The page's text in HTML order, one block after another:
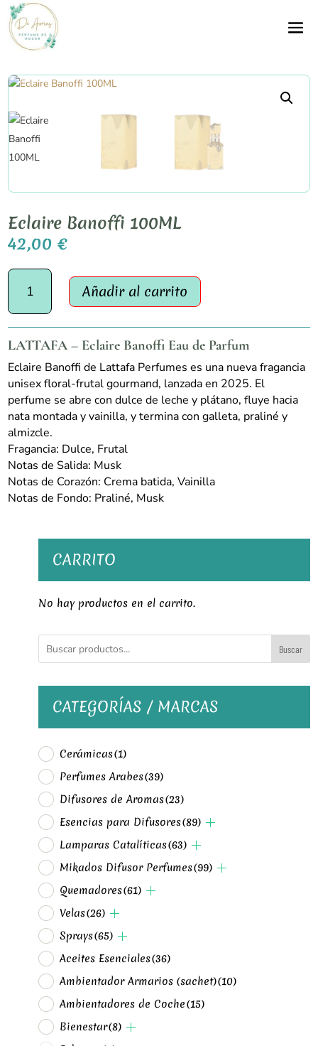
Eclaire Banoffi 100ML
42,00€
Eclaire
Banoffi
100ML
cantidad
Añadir al carrito
LATTAFA – Eclaire Banoffi Eau de Parfum
Eclaire Banoffi de Lattafa Perfumes es una nueva fragancia
unisex floral-frutal gourmand, lanzada en 2025. El
perfume se abre con dulce de leche y plátano, fluye hacia
nata montada y vainilla, y termina con galleta, praliné y
almizcle.
Fragancia: Dulce, Frutal
Notas de Salida: Musk
Notas de Corazón: Crema batida, Vainilla
Notas de Fondo: Praliné, Musk
CARRITO
No hay productos en el carrito.
Buscar
CATEGORÍAS / MARCAS
Cerámicas(1)
Perfumes Arabes(39)
Difusores de Aromas(23)
Esencias para Difusores(89)
Lamparas Catalíticas(63)
Mikados Difusor Perfumes(99)
Quemadores(61)
Velas(26)
Sprays(65)
Aceites Esenciales(36)
Ambientador Armarios (sachet)(10)
Ambientadores de Coche(15)
Bienestar(8)